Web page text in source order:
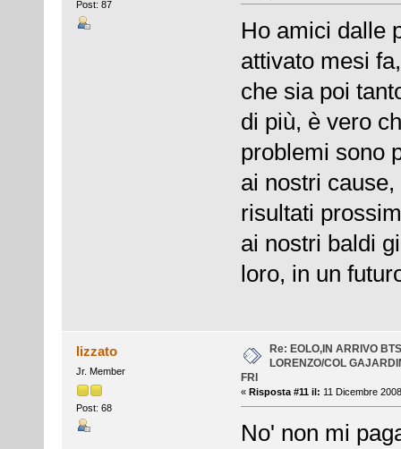
Post: 87
Ho amici dalle
attivato mesi
che sia poi
di più, è vero
problemi sono
ai nostri
risultati
ai nostri baldi
loro, in un
lizzato
Jr. Member
Post: 68
Re: EOLO,IN ARRIVO
LORENZO/COL
FRI
« Risposta #11 il: 11 Dicembre
No' non mi